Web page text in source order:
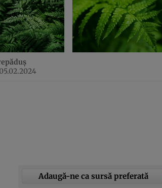
Adaugă-ne ca sursă preferată